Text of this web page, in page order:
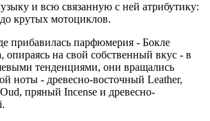
и всю связанную с ней атрибутику:
крутых мотоциклов.
прибавилась парфюмерия - Бокле
опираясь на свой собственный вкус - в
тенденциями, они вращались
ноты - древесно-восточный Leather,
пряный Incense и древесно-